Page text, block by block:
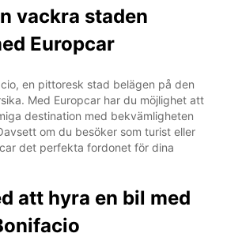
vackra staden
Europcar
en pittoresk stad belägen på den
Med Europcar har du möjlighet att
destination med bekvämligheten
om du besöker som turist eller
det perfekta fordonet för dina
att hyra en bil med